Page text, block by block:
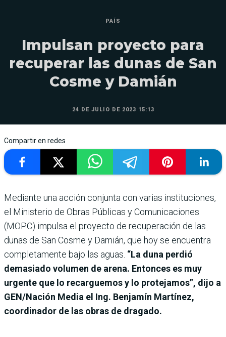
PAÍS
Impulsan proyecto para
recuperar las dunas de San
Cosme y Damián
24 DE JULIO DE 2023 15:13
Compartir en redes
Mediante una acción conjunta con varias instituciones,
el Ministerio de Obras Públicas y Comunicaciones
(MOPC) impulsa el proyecto de recuperación de las
dunas de San Cosme y Damián, que hoy se encuentra
completamente bajo las aguas. “La duna perdió
demasiado volumen de arena. Entonces es muy
urgente que lo recarguemos y lo protejamos”, dijo a
GEN/Nación Media el Ing. Benjamín Martínez,
coordinador de las obras de dragado.